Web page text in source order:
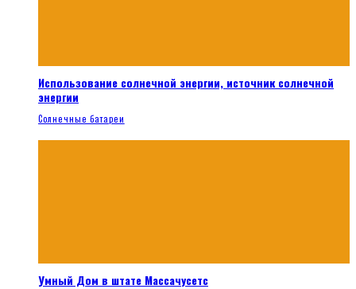
Использование солнечной энергии, источник солнечной
энергии
Солнечные батареи
Умный Дом в штате Массачусетс